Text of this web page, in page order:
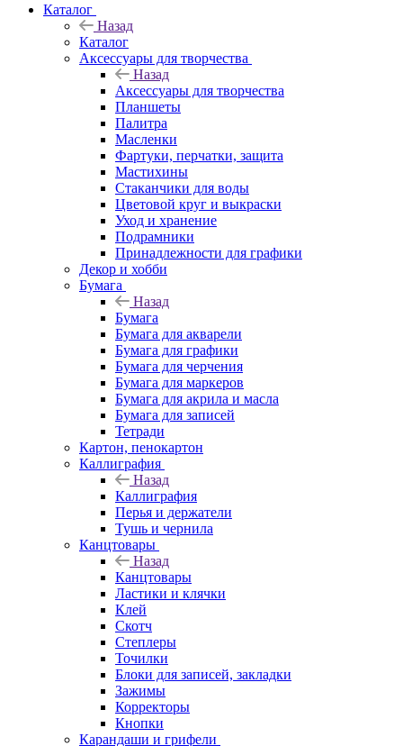
Каталог
Назад
Каталог
Аксессуары для творчества
Назад
Аксессуары для творчества
Планшеты
Палитра
Масленки
Фартуки, перчатки, защита
Мастихины
Стаканчики для воды
Цветовой круг и выкраски
Уход и хранение
Подрамники
Принадлежности для графики
Декор и хобби
Бумага
Назад
Бумага
Бумага для акварели
Бумага для графики
Бумага для черчения
Бумага для маркеров
Бумага для акрила и масла
Бумага для записей
Тетради
Картон, пенокартон
Каллиграфия
Назад
Каллиграфия
Перья и держатели
Тушь и чернила
Канцтовары
Назад
Канцтовары
Ластики и клячки
Клей
Скотч
Степлеры
Точилки
Блоки для записей, закладки
Зажимы
Корректоры
Кнопки
Карандаши и грифели